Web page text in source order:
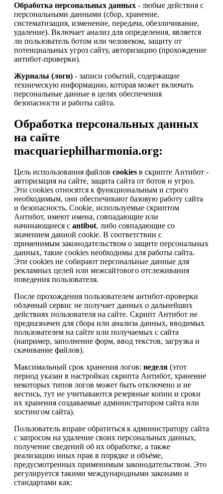
Обработка персональных данных - любые действия с
персональными данными (сбор, хранение,
систематизация, изменение, передача, обезличивание,
удаление). Включает анализ для определения, является
ли пользователь ботом или человеком, защиту от
потенциальных угроз сайту, авторизацию (прохождение
антибот-проверки).
Журналы (логи) - записи событий, содержащие
техническую информацию, которая может включать
персональные данные в целях обеспечения
безопасности и работы сайта.
Обработка персональных данных
на сайте
macquariephilharmonia.org:
Цель использования файлов cookies в скрипте Антибот -
авторизация на сайте, защита сайта от ботов и угроз.
Эти cookies относятся к функциональным и строго
необходимым, они обеспечивают базовую работу сайта
и безопасность. Cookie, используемые скриптом
Антибот, имеют имена, совпадающие или
начинающиеся с antibot, либо совпадающие со
значением данной cookie. В соответствии с
применимым законодательством о защите персональных
данных, такие cookies необходимы для работы сайта.
Эти cookies не собирают персональные данные для
рекламных целей или межсайтового отслеживания
поведения пользователя.
После прохождения пользователем антибот-проверки
облачный сервис не получает данных о дальнейших
действиях пользователя на сайте. Скрипт Антибот не
предназначен для сбора или анализа данных, вводимых
пользователем на сайте или получаемых с сайта
(например, заполнение форм, ввод текстов, загрузка и
скачивание файлов).
Максимальный срок хранения логов: неделя (этот
период указан в настройках скрипта Антибот, хранение
некоторых типов логов может быть отключено и не
вестись, тут не учитываются резервные копии и сроки
их хранения создаваемые администратором сайта или
хостингом сайта).
Пользователь вправе обратиться к администратору сайта
с запросом на удаление своих персональных данных,
получение сведений об их обработке, а также
реализацию иных прав в порядке и объёме,
предусмотренных применимым законодательством. Это
регулируется такими международными законами и
стандартами как: